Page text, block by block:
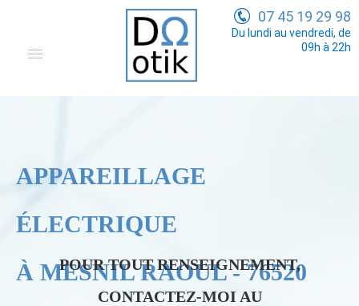
07 45 19 29 98
Du lundi au vendredi, de
09h à 22h
APPAREILLAGE
ÉLECTRIQUE
À MESNIL RAOUL - 76520
POUR TOUT RENSEIGNEMENT,
CONTACTEZ-MOI AU